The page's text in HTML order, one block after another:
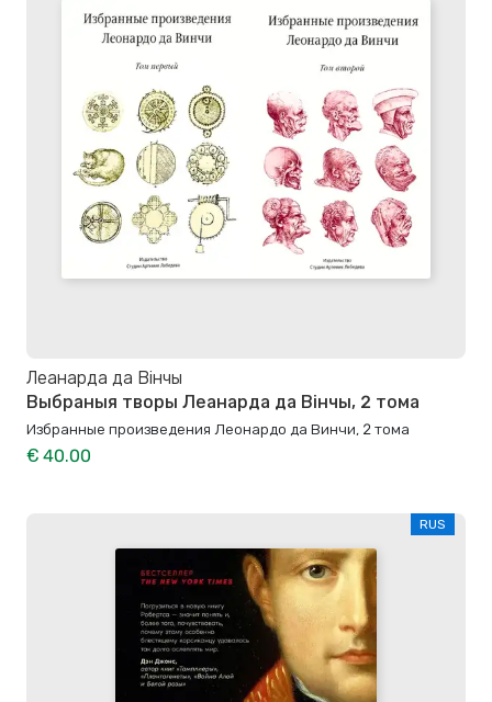
Леанарда да Вінчы
Выбраныя творы Леанарда да Вінчы, 2 тома
Избранные произведения Леонардо да Винчи, 2 тома
€ 40.00
RUS